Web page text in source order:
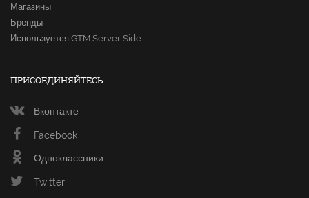
Магазины
Бренды
Используется GTM Server Side
ПРИСОЕДИНЯЙТЕСЬ
Вконтакте
Facebook
Одноклассники
Twitter